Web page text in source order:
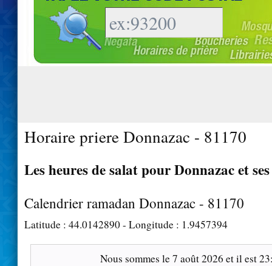
Horaire priere Donnazac - 81170
Les heures de salat pour Donnazac et
Calendrier ramadan Donnazac - 81170
Latitude : 44.0142890- Longitude : 1.9457394
Nous sommes le7 août 2026 et il est